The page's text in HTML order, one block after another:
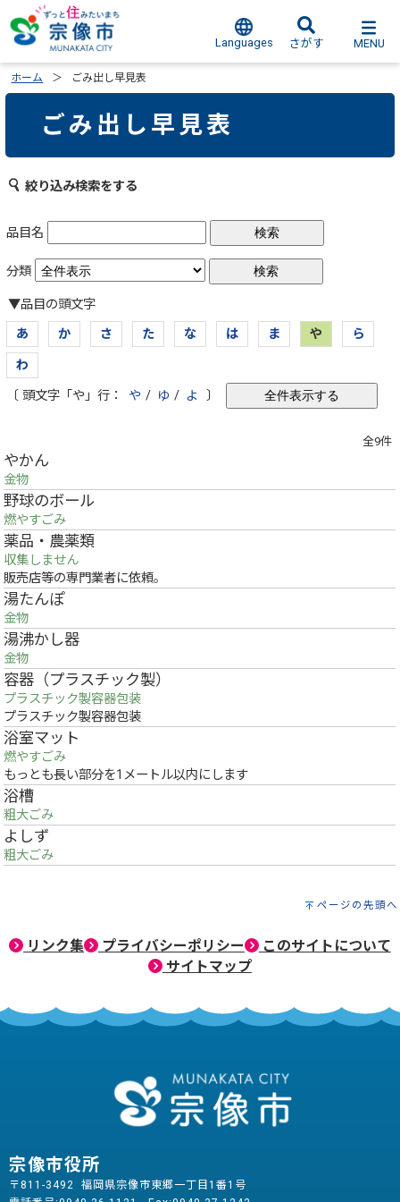
Languages さがす MENU
ホーム ごみ出し早見表
ごみ出し早見表
絞り込み検索をする
品目名
分類
▼品目の頭文字
あ
か さ た な は ま や ら
わ
〔 頭文字「や」行：
や / ゆ / よ 〕
全9件
やかん
金物
野球のボール
燃やすごみ
薬品・農薬類
収集しません
販売店等の専門業者に依頼。
湯たんぽ
金物
湯沸かし器
金物
容器（プラスチック製）
プラスチック製容器包装
プラスチック製容器包装
浴室マット
燃やすごみ
もっとも長い部分を1メートル以内にします
浴槽
粗大ごみ
よしず
粗大ごみ
ページの先頭へ
リンク集 プライバシーポリシー
このサイトについて
サイトマップ
宗像市役所
〒811-3492 福岡県宗像市東郷一丁目1番1号